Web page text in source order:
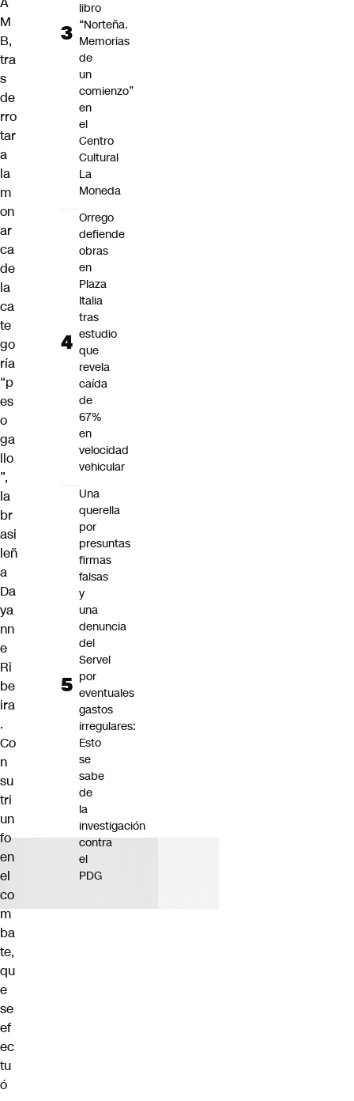
M
B,
tra
s
de
rro
tar
a
la
m
on
ar
ca
de
la
ca
te
go
ría
“p
es
o
ga
llo
”,
la
br
asi
leñ
a
Da
ya
nn
e
Ri
be
ira
.
Co
n
su
tri
un
fo
en
el
co
m
ba
te,
qu
e
se
ef
ec
tu
ó
libro
“Norteña.
Memorias
de
un
comienzo”
en
el
Centro
Cultural
La
Moneda
Orrego
defiende
obras
en
Plaza
Italia
tras
estudio
que
revela
caída
de
67%
en
velocidad
vehicular
Una
querella
por
presuntas
firmas
falsas
y
una
denuncia
del
Servel
por
eventuales
gastos
irregulares:
Esto
se
sabe
de
la
investigación
contra
el
PDG